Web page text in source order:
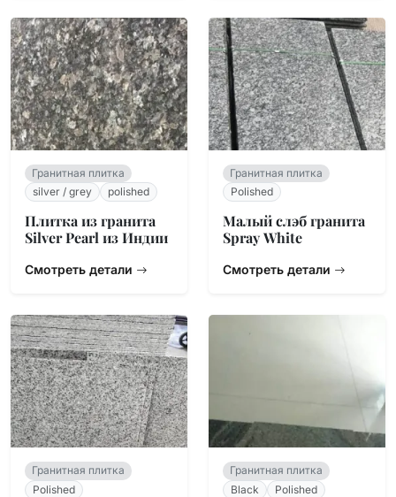
Гранитная плитка
silver / grey
polished
Плитка из гранита
Silver Pearl из Индии
Смотреть детали
Гранитная плитка
Polished
Малый слэб гранита
Spray White
Смотреть детали
Гранитная плитка
Polished
Гранитная плитка
Black
Polished